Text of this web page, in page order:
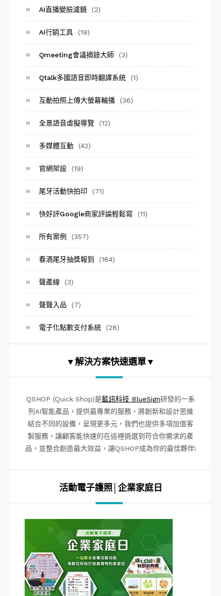
AI直播變臉濾鏡 (2)
AI行銷工具 (19)
Qmeeting會議摘錄大師 (3)
Qtalk多國語音即時翻譯系統 (1)
互動拍照上傳大螢幕輪播 (36)
全景語音虛擬導覽 (12)
多媒體互動 (42)
官網架設 (19)
尾牙活動快拍印 (71)
快好評Google商家評論輕鬆寫 (11)
所有案例 (357)
春酒尾牙抽獎報到 (184)
聲產線 (3)
聲聲入品 (7)
電子化點數支付系統 (28)
▼解決方案快速選單▼
QSHOP (Quick Shop)是藍訊科技 BlueSign研發的一系
列AI智能產品，提供最專業的服務，將創新和設計思維
結合不同的設備，呈現更多元，我們也提供多項加值客
製服務，讓顧客能快速的在這裡挑選到符合你需求的產
品，並整合創造最大效益，讓QSHOP成為你的最佳夥伴!
活動電子護照│企業家庭日